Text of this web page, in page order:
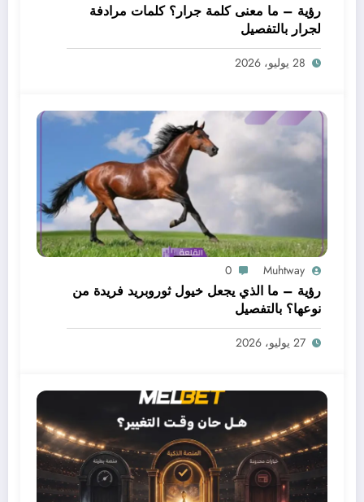
رؤية – ما معنى كلمة جرار؟ كلمات مرادفة
لجرار بالتفصيل
28 يوليو، 2026
Muhtway
0
رؤية – ما الذي يجعل خيول ثوروبريد فريدة من
نوعها؟ بالتفصيل
27 يوليو، 2026